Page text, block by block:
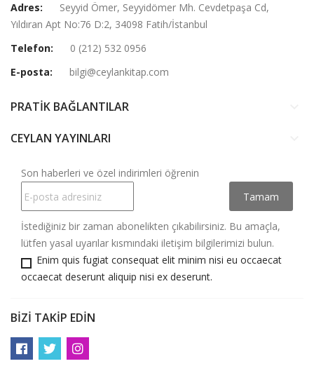
Adres:
Seyyid Ömer, Seyyidömer Mh. Cevdetpaşa Cd,
Yıldıran Apt No:76 D:2, 34098 Fatih/İstanbul
Telefon:
0 (212) 532 0956
E-posta:
bilgi@ceylankitap.com
PRATİK BAĞLANTILAR
CEYLAN YAYINLARI
Son haberleri ve özel indirimleri öğrenin
İstediğiniz bir zaman abonelikten çıkabilirsiniz. Bu amaçla,
lütfen yasal uyarılar kısmındaki iletişim bilgilerimizi bulun.
Enim quis fugiat consequat elit minim nisi eu occaecat
occaecat deserunt aliquip nisi ex deserunt.
BIZI TAKIP EDIN